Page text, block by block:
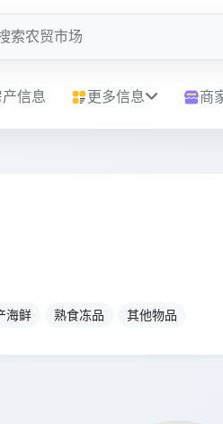
产信息 更多信息 商
海鲜 熟食冻品 其他物品